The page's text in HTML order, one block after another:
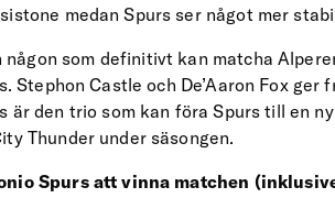
medan Spurs ser något mer
någon som definitivt kan matcha
Stephon Castle och De’Aaron Fox ger
är den trio som kan föra Spurs till en
Thunder under säsongen.
Spurs att vinna matchen